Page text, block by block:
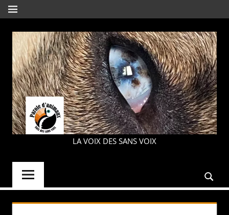
Aller
au
contenu
MENU
PAROLE
LA VOIX DES SANS VOIX